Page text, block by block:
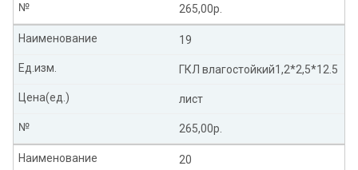
265,00р.
№
19
Наименование
ГКЛ влагостойкий1,2*2,5*12.5
Ед.изм.
лист
Цена(ед.)
265,00р.
№
20
Наименование